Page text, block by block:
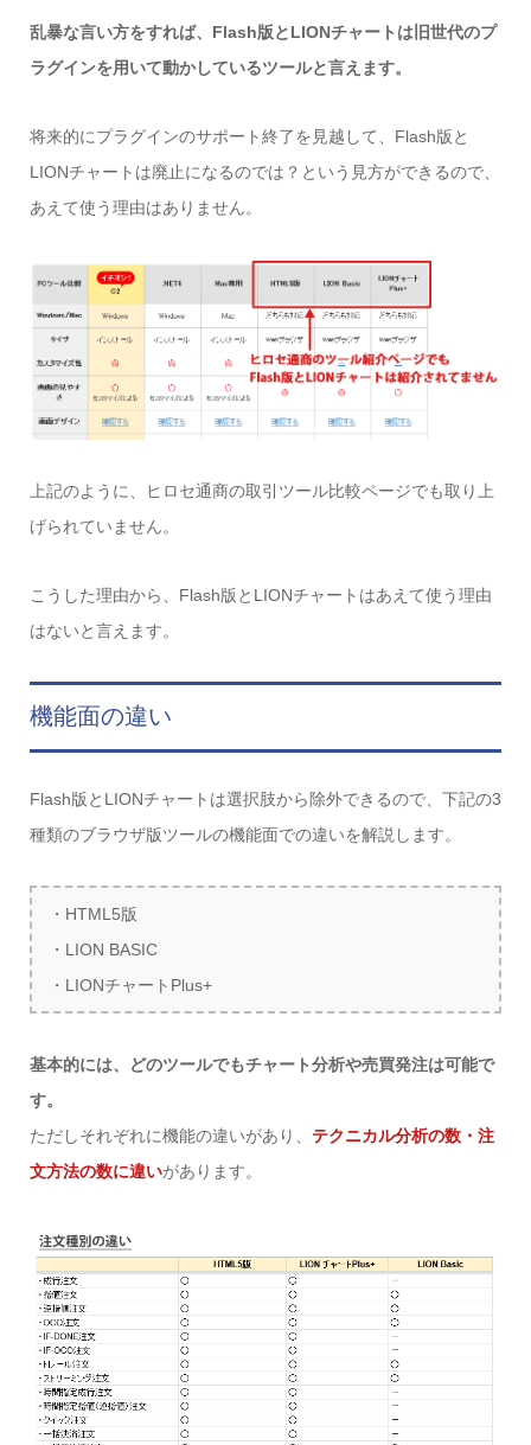
乱暴な言い方をすれば、Flash版とLIONチャートは旧世代のプ
ラグインを用いて動かしているツールと言えます。
将来的にプラグインのサポート終了を見越して、Flash版と
LIONチャートは廃止になるのでは？という見方ができるので、
あえて使う理由はありません。
上記のように、ヒロセ通商の取引ツール比較ページでも取り上
げられていません。
こうした理由から、Flash版とLIONチャートはあえて使う理由
はないと言えます。
機能面の違い
Flash版とLIONチャートは選択肢から除外できるので、下記の3
種類のブラウザ版ツールの機能面での違いを解説します。
・HTML5版
・LION BASIC
・LIONチャートPlus+
基本的には、どのツールでもチャート分析や売買発注は可能で
す。
ただしそれぞれに機能の違いがあり、 テクニカル分析の数・注
文方法の数に違いがあります。